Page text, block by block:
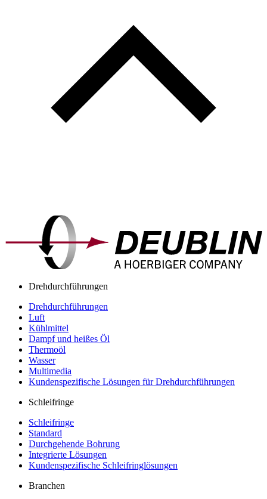
Drehdurchführungen
Drehdurchführungen
Luft
Kühlmittel
Dampf und heißes Öl
Thermoöl
Wasser
Multimedia
Kundenspezifische Lösungen für Drehdurchführungen
Schleifringe
Schleifringe
Standard
Durchgehende Bohrung
Integrierte Lösungen
Kundenspezifische Schleifringlösungen
Branchen